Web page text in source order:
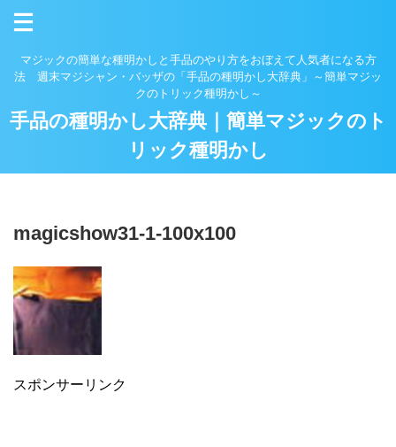
マジックの簡単な種明かしと手品のやり方をおぼえて人気者になる方
法 週末マジシャン・バッザの「手品の種明かし大辞典」～簡単マジッ
クのトリック種明かし～
手品の種明かし大辞典｜簡単マジックのト
リック種明かし
magicshow31-1-100x100
スポンサーリンク